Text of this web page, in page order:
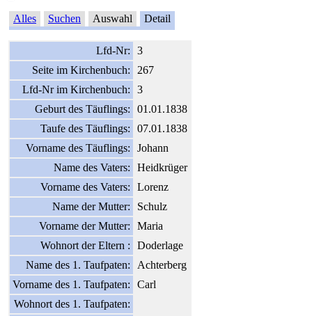
Alles Suchen Auswahl Detail
Lfd-Nr:
3
Seite im Kirchenbuch:
267
Lfd-Nr im Kirchenbuch:
3
Geburt des Täuflings:
01.01.1838
Taufe des Täuflings:
07.01.1838
Vorname des Täuflings:
Johann
Name des Vaters:
Heidkrüger
Vorname des Vaters:
Lorenz
Name der Mutter:
Schulz
Vorname der Mutter:
Maria
Wohnort der Eltern :
Doderlage
Name des 1. Taufpaten:
Achterberg
Vorname des 1. Taufpaten:
Carl
Wohnort des 1. Taufpaten: